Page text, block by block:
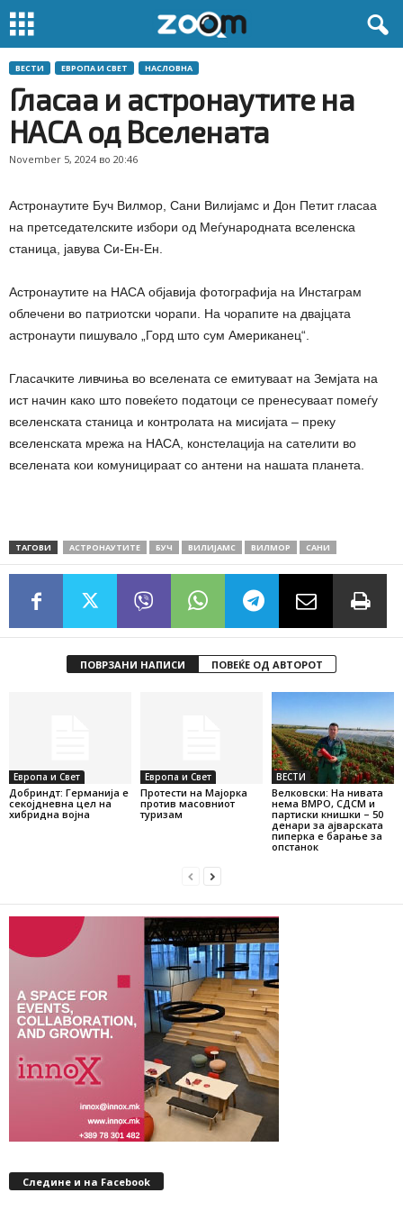
ВЕСТИ ЕВРОПА И СВЕТ НАСЛОВНА
Гласаа и астронаутите на
НАСА од Вселената
November 5, 2024 во 20:46
Астронаутите Буч Вилмор, Сани Вилијамс и Дон Петит гласаа
на претседателските избори од Меѓународната вселенска
станица, јавува Си-Ен-Ен.
Астронаутите на НАСА објавија фотографија на Инстаграм
облечени во патриотски чорапи. На чорапите на двајцата
астронаути пишувало „Горд што сум Американец“.
Гласачките ливчиња во вселената се емитуваат на Земјата на
ист начин како што повеќето податоци се пренесуваат помеѓу
вселенската станица и контролата на мисијата – преку
вселенската мрежа на НАСА, констелација на сателити во
вселената кои комуницираат со антени на нашата планета.
ТАГОВИ АСТРОНАУТИТЕ БУЧ ВИЛИЈАМС ВИЛМОР САНИ
ПОВРЗАНИ НАПИСИ ПОВЕЌЕ ОД АВТОРОТ
Европа и Свет
Добриндт: Германија е
секојдневна цел на
хибридна војна
Европа и Свет
Протести на Мајорка
против масовниот
туризам
ВЕСТИ
Велковски: На нивата
нема ВМРО, СДСМ и
партиски книшки – 50
денари за ајварската
пиперка е барање за
опстанок
Следине и на Facebook